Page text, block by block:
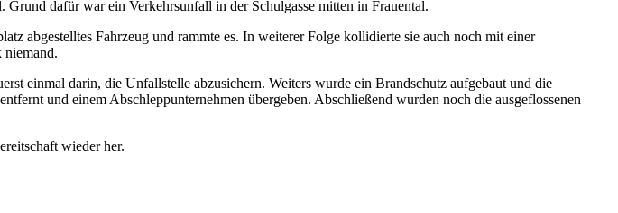
dafür war ein Verkehrsunfall in der Schulgasse mitten in Frauental.
abgestelltes Fahrzeug und rammte es. In weiterer Folge kollidierte sie auch noch mit einer
niemand.
einmal darin, die Unfallstelle abzusichern. Weiters wurde ein Brandschutz aufgebaut und die
und einem Abschleppunternehmen übergeben. Abschließend wurden noch die ausgeflossenen
wieder her.